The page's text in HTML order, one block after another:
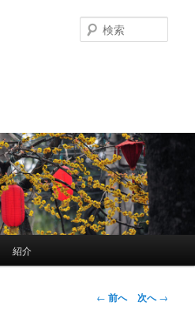
索
紹介
投
← 前へ 次へ→